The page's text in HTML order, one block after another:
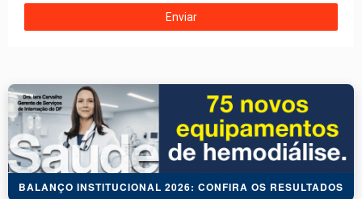
BALANÇO INSTITUCIONAL 2026: CONFIRA OS RESULTADOS